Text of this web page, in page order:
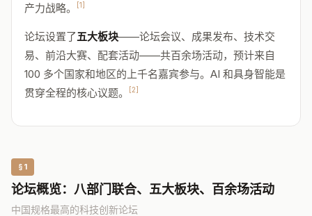
产力战略。
[1]
论坛设置了五大板块——论坛会议、成果发布、技术交
易、前沿大赛、配套活动——共百余场活动，预计来自
100 多个国家和地区的上千名嘉宾参与。AI 和具身智能是
贯穿全程的核心议题。
[2]
§1
论坛概览：八部门联合、五大板块、百余场活动
中国规格最高的科技创新论坛